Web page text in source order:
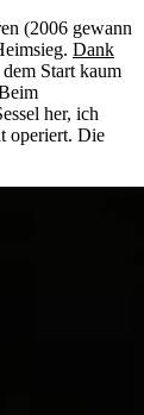
(2006 gewann
Dank
Start kaum
her, ich
operiert. Die